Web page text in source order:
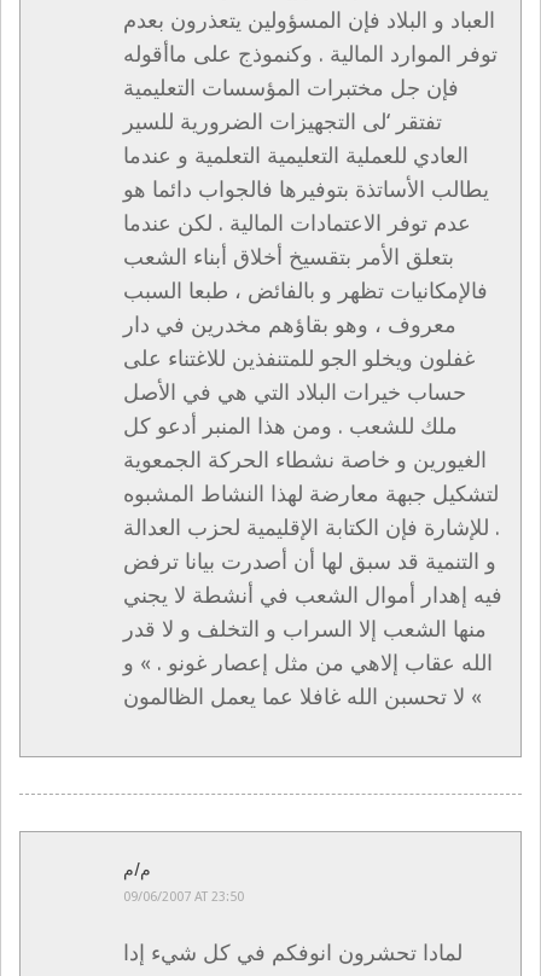
العباد و البلاد فإن المسؤولين يتعذرون بعدم
توفر الموارد المالية . وكنموذج على ماأقوله
فإن جل مختبرات المؤسسات التعليمية
تفتقر ‘لى التجهيزات الضرورية للسير
العادي للعملية التعليمية التعلمية و عندما
يطالب الأساتذة بتوفيرها فالجواب دائما هو
عدم توفر الاعتمادات المالية . لكن عندما
بتعلق الأمر بتقسيخ أخلاق أبناء الشعب
فالإمكانيات تظهر و بالفائض ، طبعا السبب
معروف ، وهو بقاؤهم مخدرين في دار
غفلون ويخلو الجو للمتنفذين للاغتناء على
حساب خيرات البلاد التي هي في الأصل
ملك للشعب . ومن هذا المنبر أدعو كل
الغيورين و خاصة نشطاء الحركة الجمعوية
لتشكيل جبهة معارضة لهذا النشاط المشبوه
. للإشارة فإن الكتابة الإقليمية لحزب العدالة
و التنمية قد سبق لها أن أصدرت بيانا ترفض
فيه إهدار أموال الشعب في أنشطة لا يجني
منها الشعب إلا السراب و التخلف و لا قدر
الله عقاب إلاهي من مثل إعصار غونو . » و
لا تحسبن الله غافلا عما يعمل الظالمون «
م/م
09/06/2007 AT 23:50
لمادا تحشرون انوفكم في كل شيء إدا